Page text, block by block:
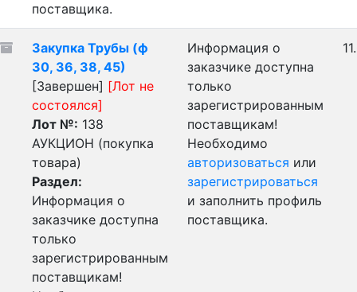
поставщика.
Закупка Трубы (ф
30, 36, 38, 45)
[Завершен] [Лот не
состоялся]
Лот №: 138
АУКЦИОН (покупка
товара)
Раздел:
Информация о
заказчике доступна
только
зарегистрированным
поставщикам!
Информация о
заказчике доступна
только
зарегистрированным
поставщикам!
Необходимо
авторизоваться или
зарегистрироваться
и заполнить профиль
поставщика.